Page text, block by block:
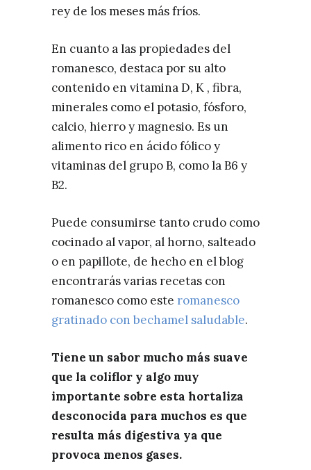
rey de los meses más fríos.
En cuanto a las propiedades del
romanesco, destaca por su alto
contenido en vitamina D, K , fibra,
minerales como el potasio, fósforo,
calcio, hierro y magnesio. Es un
alimento rico en ácido fólico y
vitaminas del grupo B, como la B6 y
B2.
Puede consumirse tanto crudo como
cocinado al vapor, al horno, salteado
o en papillote, de hecho en el blog
encontrarás varias recetas con
romanesco como este romanesco
gratinado con bechamel saludable.
Tiene un sabor mucho más suave
que la coliflor y algo muy
importante sobre esta hortaliza
desconocida para muchos es que
resulta más digestiva ya que
provoca menos gases.